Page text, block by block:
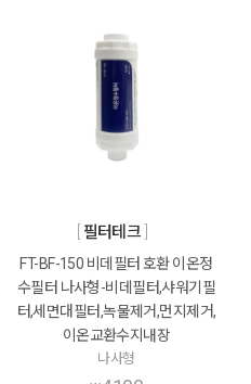
필터테크
FT-BF-150 비데필터 호환 이온정
수필터 나사형-비데필터,샤워기필
터,세면대필터,녹물제거,먼지제거,
이온교환수지내장
나사형